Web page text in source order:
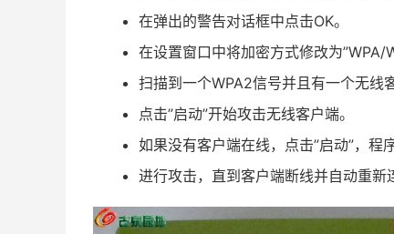
在弹出的警告对话框中点击OK。
在设置窗口中将加密方式修改为”WPA/
扫描到一个WPA2信号并且有一个无线
点击”启动”开始攻击无线客户端。
如果没有客户端在线，点击”启动”，程
进行攻击，直到客户端断线并自动重新